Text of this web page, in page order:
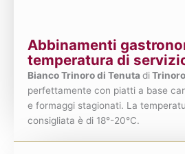
Abbinamenti
temperatura di
Bianco Trinoro di Tenuta diTrinoro
perfettamente con piatti a base
e formaggi stagionati. La
consigliata è di 18°-20°C.